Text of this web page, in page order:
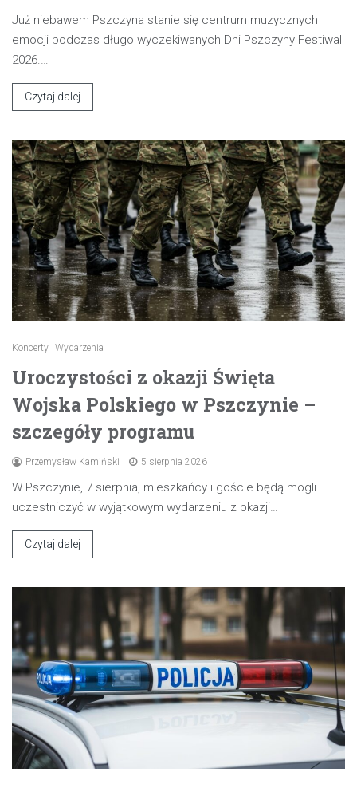
Już niebawem Pszczyna stanie się centrum muzycznych
emocji podczas długo wyczekiwanych Dni Pszczyny Festiwal
2026.…
Czytaj dalej
Koncerty Wydarzenia
Uroczystości z okazji Święta
Wojska Polskiego w Pszczynie –
szczegóły programu
Przemysław Kamiński 5 sierpnia 2026
W Pszczynie, 7 sierpnia, mieszkańcy i goście będą mogli
uczestniczyć w wyjątkowym wydarzeniu z okazji…
Czytaj dalej